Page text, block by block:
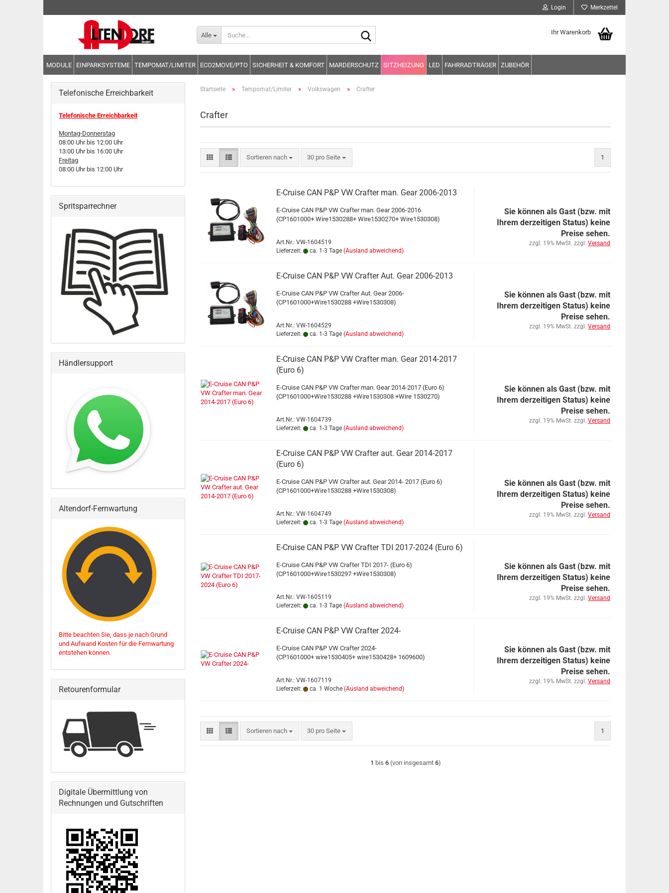
Login Merkzettel
Alle Ihr Warenkorb
MODULE EINPARKSYSTEME TEMPOMAT/LIMITER ECO2MOVE/PTO SICHERHEIT & KOMFORT MARDERSCHUTZ SITZHEIZUNG LED FAHRRADTRÄGER ZUBEHÖR
Startseite » Tempomat/Limiter » Volkswagen » Crafter
Crafter
Sortieren nach
Sortieren nach 30 pro Seite
pro Seite 1
E-Cruise CAN P&P VW Crafter man. Gear 2006-2013
E-Cruise CAN P&P VW Crafter man. Gear 2006-2016
(CP1601000+ Wire1530288+ Wire1530270+ Wire1530308)
Art.Nr.: VW-1604519
Lieferzeit:
ca. 1-3 Tage (Ausland abweichend)
Sie können als Gast (bzw. mit
Ihrem derzeitigen Status) keine
Preise sehen.
zzgl. 19% MwSt. zzgl. Versand
E-Cruise CAN P&P VW Crafter Aut. Gear 2006-2013
E-Cruise CAN P&P VW Crafter Aut. Gear 2006-
(CP1601000+Wire1530288 +Wire1530308)
Art.Nr.: VW-1604529
Lieferzeit:
ca. 1-3 Tage (Ausland abweichend)
Sie können als Gast (bzw. mit
Ihrem derzeitigen Status) keine
Preise sehen.
zzgl. 19% MwSt. zzgl. Versand
E-Cruise CAN P&P VW Crafter man. Gear 2014-2017
(Euro 6)
E-Cruise CAN P&P VW Crafter man. Gear 2014-2017 (Euro 6)
(CP1601000+Wire1530288 +Wire1530308 +Wire 1530270)
Art.Nr.: VW-1604739
Lieferzeit:
ca. 1-3 Tage (Ausland abweichend)
Sie können als Gast (bzw. mit
Ihrem derzeitigen Status) keine
Preise sehen.
zzgl. 19% MwSt. zzgl. Versand
E-Cruise CAN P&P VW Crafter aut. Gear 2014-2017
(Euro 6)
E-Cruise CAN P&P VW Crafter aut. Gear 2014- 2017 (Euro 6)
(CP1601000+Wire1530288 +Wire1530308)
Art.Nr.: VW-1604749
Lieferzeit:
ca. 1-3 Tage (Ausland abweichend)
Sie können als Gast (bzw. mit
Ihrem derzeitigen Status) keine
Preise sehen.
zzgl. 19% MwSt. zzgl. Versand
E-Cruise CAN P&P VW Crafter TDI 2017-2024 (Euro 6)
E-Cruise CAN P&P VW Crafter TDI 2017- (Euro 6)
(CP1601000+Wire1530297 +Wire1530308)
Art.Nr.: VW-1605119
Lieferzeit:
ca. 1-3 Tage (Ausland abweichend)
Sie können als Gast (bzw. mit
Ihrem derzeitigen Status) keine
Preise sehen.
zzgl. 19% MwSt. zzgl. Versand
E-Cruise CAN P&P VW Crafter 2024-
E-Cruise CAN P&P VW Crafter 2024-
(CP1601000+ wire1530405+ wire1530428+ 1609600)
Art.Nr.: VW-1607119
Lieferzeit:
ca. 1 Woche (Ausland abweichend)
Sie können als Gast (bzw. mit
Ihrem derzeitigen Status) keine
Preise sehen.
zzgl. 19% MwSt. zzgl. Versand
Sortieren nach
Sortieren nach 30 pro Seite
pro Seite 1
1 bis 6(von insgesamt 6)
Telefonische Erreichbarkeit
Telefonische Erreichbarkeit
Montag-Donnerstag
08:00 Uhr bis 12:00 Uhr
13:00 Uhr bis 16:00 Uhr
Freitag
08:00 Uhr bis 12:00 Uhr
Spritsparrechner
Händlersupport
Altendorf-Fernwartung
Bitte beachten Sie, dass je nach Grund
und Aufwand Kosten für die Fernwartung
entstehen können.
Retourenformular
Digitale Übermittlung von
Rechnungen und Gutschriften